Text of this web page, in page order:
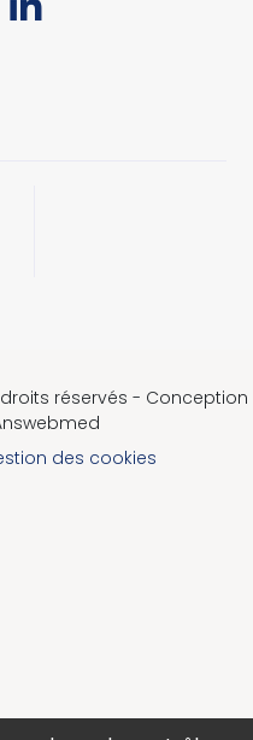
réservés - Conception
des cookies